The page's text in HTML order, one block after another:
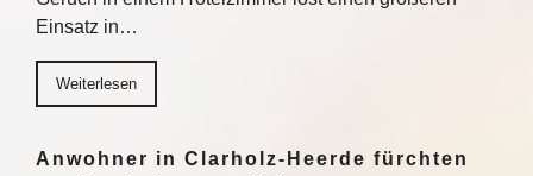
Einsatz in…
Weiterlesen
Anwohner in Clarholz-Heerde fürchten